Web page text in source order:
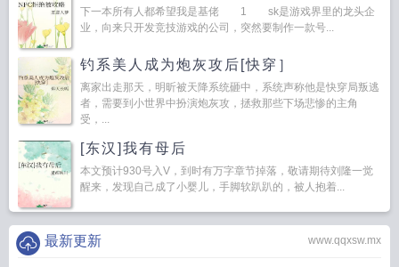
下一本所有人都希望我是基佬 1 sk是游戏界里的龙头企
业，向来只开发竞技游戏的公司，突然要制作一款号...
钓系美人成为炮灰攻后[快穿］
离家出走那天，明昕被天降系统砸中，系统声称他是快穿局叛逃
者，需要到小世界中扮演炮灰攻，拯救那些下场悲惨的主角
受，...
[东汉]我有母后
本文预计930号入V，到时有万字章节掉落，敬请期待刘隆一觉
醒来，发现自己成了小婴儿，手脚软趴趴的，被人抱着...
www.qqxsw.mx
最新更新